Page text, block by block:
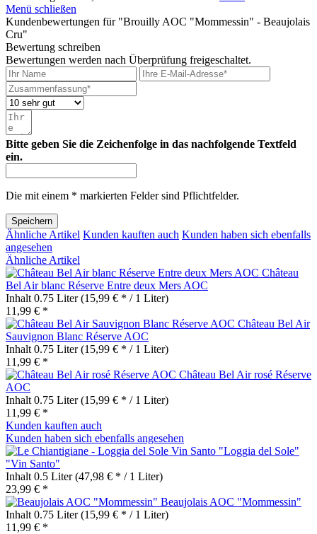
Menü schließen
Kundenbewertungen für "Brouilly AOC "Mommessin" - Beaujolais
Cru"
Bewertung schreiben
Bewertungen werden nach Überprüfung freigeschaltet.
Bitte geben Sie die Zeichenfolge in das nachfolgende Textfeld
ein.
Die mit einem * markierten Felder sind Pflichtfelder.
Speichern
Ähnliche Artikel Kunden kauften auch Kunden haben sich ebenfalls
angesehen
Ähnliche Artikel
Château
Bel Air blanc Réserve Entre deux Mers AOC
Inhalt 0.75 Liter(15,99 € * / 1 Liter)
11,99 € *
Château Bel Air
Sauvignon Blanc Réserve AOC
Inhalt 0.75 Liter(15,99 € * / 1 Liter)
11,99 € *
Château Bel Air rosé Réserve
AOC
Inhalt 0.75 Liter(15,99 € * / 1 Liter)
11,99 € *
Kunden kauften auch
Kunden haben sich ebenfalls angesehen
"Loggia del Sole"
"Vin Santo"
Inhalt 0.5 Liter(47,98 € * / 1 Liter)
23,99 € *
Beaujolais AOC "Mommessin"
Inhalt 0.75 Liter(15,99 € * / 1 Liter)
11,99 € *